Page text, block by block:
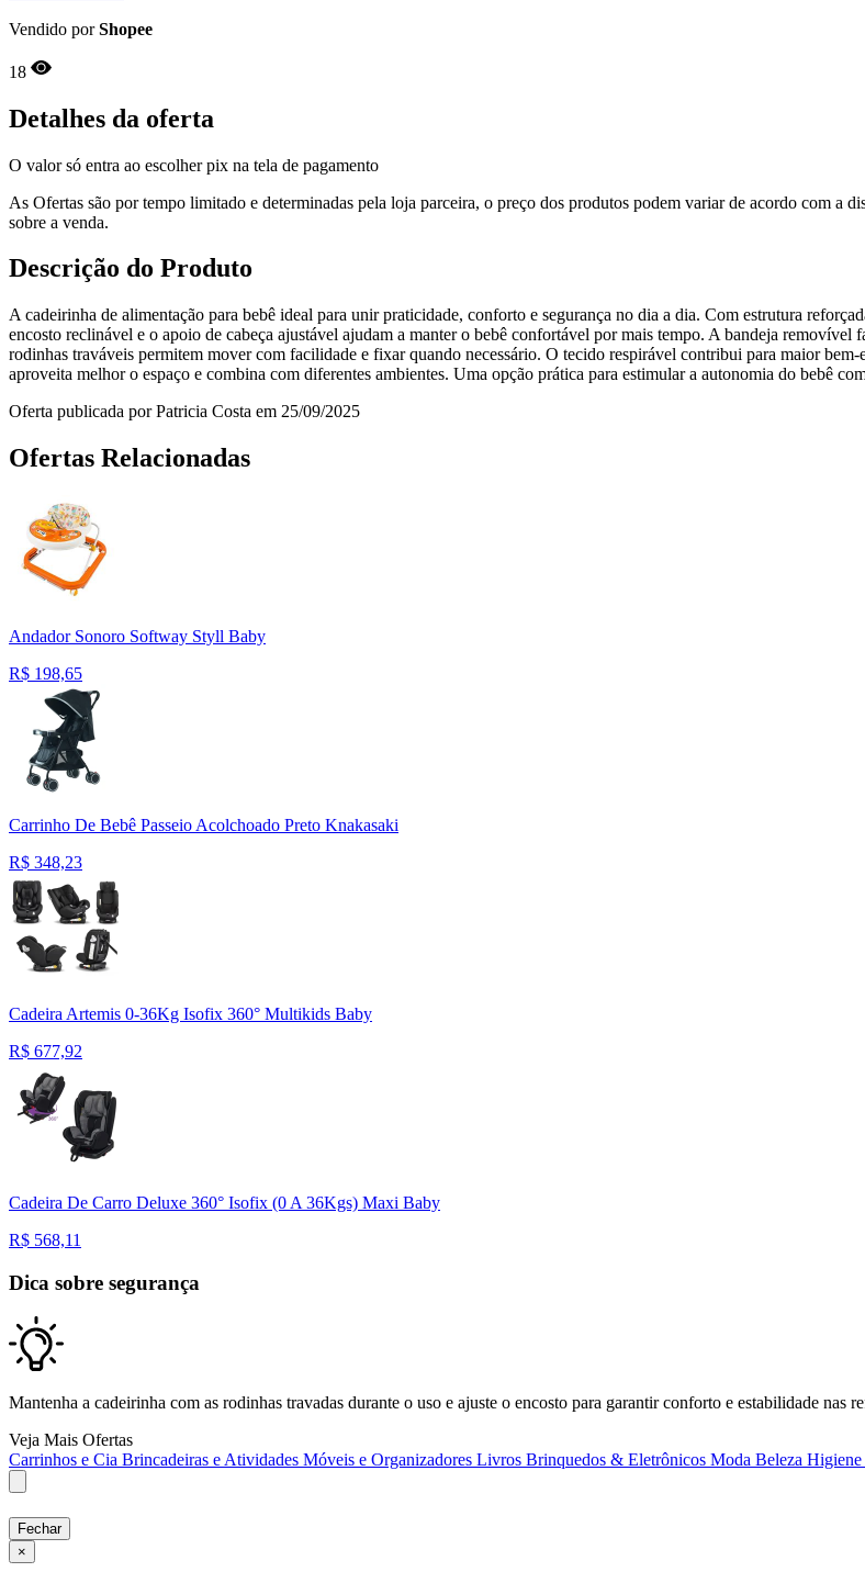
Vendido porShopee
18
Detalhes da oferta
O valor só entra ao escolher pix na tela de pagamento
As Ofertas são por tempo limitado e determinadas pela loja parceira, o preço dos produtos podem variar de acordo com a
sobre a venda.
Descrição do Produto
A cadeirinha de alimentação para bebê ideal para unir praticidade, conforto e segurança no dia a dia. Com estrutura
encosto reclinável e o apoio de cabeça ajustável ajudam a manter o bebê confortável por mais tempo. A bandeja removível
rodinhas traváveis permitem mover com facilidade e fixar quando necessário. O tecido respirável contribui para maior
aproveita melhor o espaço e combina com diferentes ambientes. Uma opção prática para estimular a autonomia do bebê
Oferta publicada por Patricia Costa em 25/09/2025
Ofertas Relacionadas
Andador Sonoro Softway Styll Baby
R$ 198,65
Carrinho De Bebê Passeio Acolchoado Preto Knakasaki
R$ 348,23
Cadeira Artemis 0-36Kg Isofix 360° Multikids Baby
R$ 677,92
Cadeira De Carro Deluxe 360° Isofix (0 A 36Kgs) Maxi Baby
R$ 568,11
Dica sobre segurança
Mantenha a cadeirinha com as rodinhas travadas durante o uso e ajuste o encosto para garantir conforto e estabilidade nas
Veja Mais Ofertas
Carrinhos e Cia Brincadeiras e Atividades Móveis e Organizadores Livros Brinquedos & Eletrônicos Moda Beleza Higiene
Fechar
×